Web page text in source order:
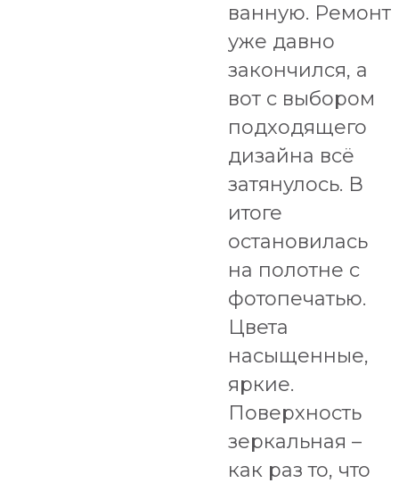
ванную. Ремонт
уже давно
закончился, а
вот с выбором
подходящего
дизайна всё
затянулось. В
итоге
остановилась
на полотне с
фотопечатью.
Цвета
насыщенные,
яркие.
Поверхность
зеркальная –
как раз то, что